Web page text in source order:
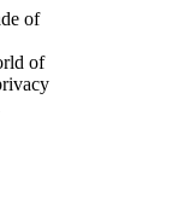
of
of